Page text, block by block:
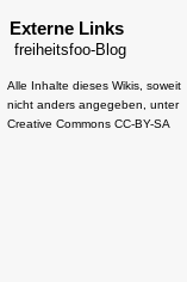
Externe Links
freiheitsfoo-Blog
Alle Inhalte dieses Wikis, soweit
nicht anders angegeben, unter
Creative Commons CC-BY-SA